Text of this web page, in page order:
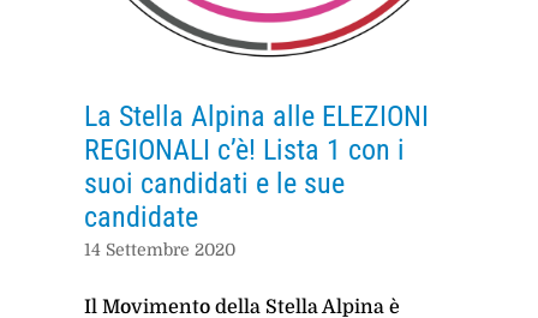
La Stella Alpina alle ELEZIONI
REGIONALI c’è! Lista 1 con i
suoi candidati e le sue
candidate
14 Settembre 2020
Il Movimento della Stella Alpina è